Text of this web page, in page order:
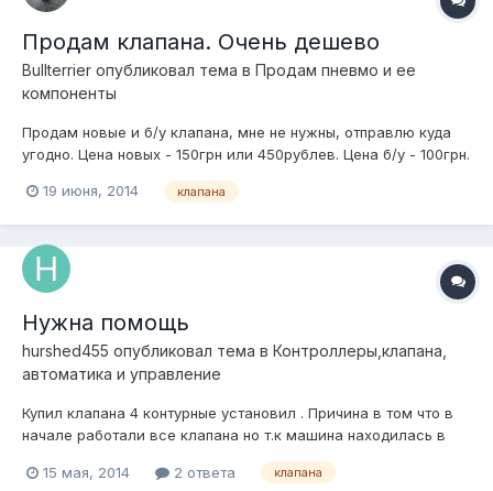
Продам клапана. Очень дешево
Bullterrier опубликовал тема в Продам пневмо и ее
компоненты
Продам новые и б/у клапана, мне не нужны, отправлю куда
угодно. Цена новых - 150грн или 450рублев. Цена б/у - 100грн.
+38(063)247 68 02
19 июня, 2014 клапана
Нужна помощь
hurshed455 опубликовал тема в Контроллеры,клапана,
автоматика и управление
Купил клапана 4 контурные установил . Причина в том что в
начале работали все клапана но т.к машина находилась в
работает один контур т.е накачиваю ,а воздух не держит
15 мая, 2014 2 ответа клапана